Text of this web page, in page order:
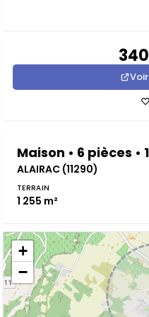
Maison • 6 pièces •
ALAIRAC (11290)
TERRAIN
1 255 m²
+
−